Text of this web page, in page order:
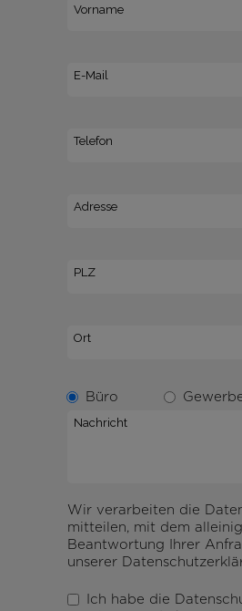
Büro
Wir verarbeiten die
mitteilen, mit dem
Beantwortung Ihrer
unserer
Ich habe die